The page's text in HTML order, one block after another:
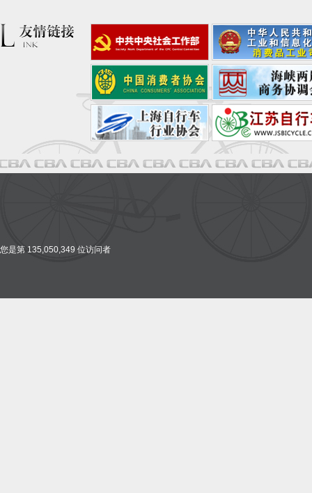
您是第 135,050,349 位访问者